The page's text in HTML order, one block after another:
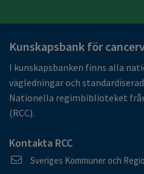
Kunskapsbank för
I kunskapsbanken finns alla
vägledningar och
Nationella regimbiblioteket
(RCC).
Kontakta RCC
Postadress
Sveriges Kommuner och